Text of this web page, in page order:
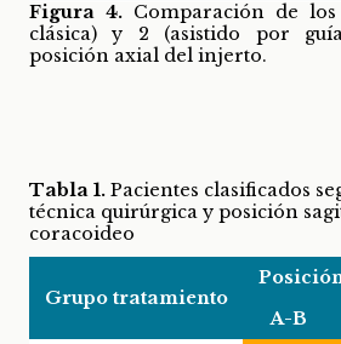
Figura 4. Comparación de
clásica) y 2 (asistido por
posición axial del injerto.
Tabla 1. Pacientes clasificados
técnica quirúrgica y posición
coracoideo
Grupo tratamiento
A-B